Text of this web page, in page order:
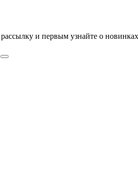
и первым узнайте о